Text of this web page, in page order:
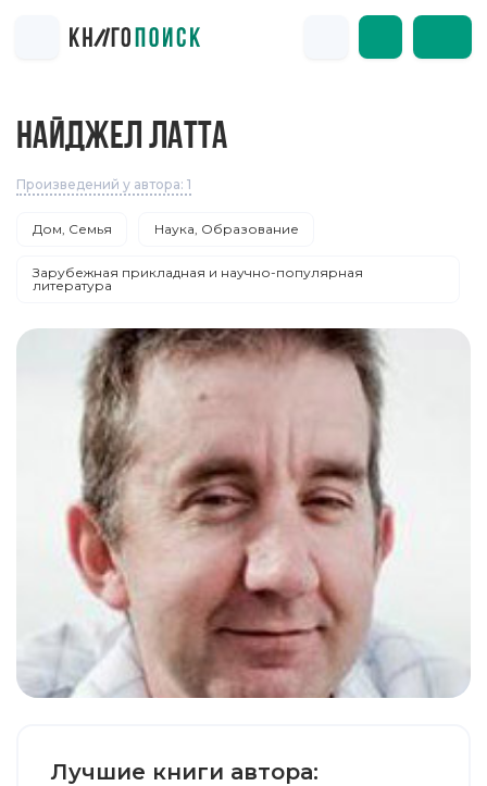
НАЙДЖЕЛ ЛАТТА
Произведений у автора: 1
Дом, Семья Наука, Образование
Зарубежная прикладная и научно-популярная
литература
Лучшие книги автора: